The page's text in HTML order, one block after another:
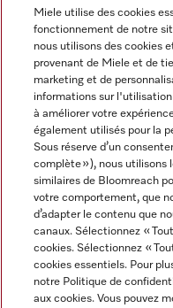
FRANÇAIS
Informations légales
CGV
Protection des données
Miele sur Facebook
Miele sur Youtube
Miele sur
Miele utilise des cookies
fonctionnement de notre
nous utilisons des cookies
provenant de Miele et de
marketing et de
informations sur
à améliorer votre
également utilisés pour la
Sous réserve d’un
complète »), nous utilisons
similaires de Bloomreach
votre comportement, que
d’adapter le contenu que
canaux. Sélectionnez «
cookies. Sélectionnez «
cookies essentiels. Pour
notre Politique de
aux cookies. Vous pouvez